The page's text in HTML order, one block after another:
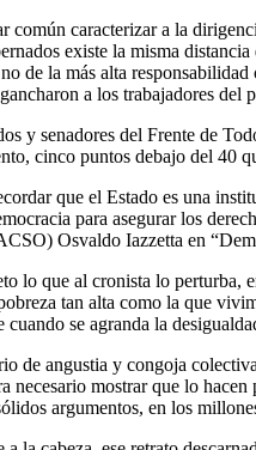
común caracterizar a la
existe la misma
de la más alta
a los trabajadores del
y senadores del Frente de
cinco puntos debajo del 40
que el Estado es una
para asegurar los
Osvaldo Iazzetta en
lo que al cronista lo perturba,
tan alta como la que
cuando se agranda la
de angustia y congoja
necesario mostrar que lo
argumentos, en los